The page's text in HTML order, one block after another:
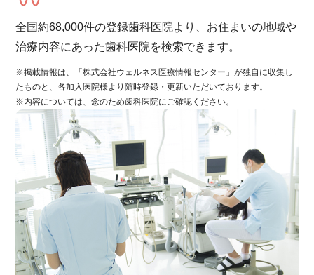
全国約68,000件の登録歯科医院より、お住まいの地域や
治療内容にあった歯科医院を検索できます。
※掲載情報は、「株式会社ウェルネス医療情報センター」が独自に収集し
たものと、各加入医院様より随時登録・更新いただいております。
※内容については、念のため歯科医院にご確認ください。